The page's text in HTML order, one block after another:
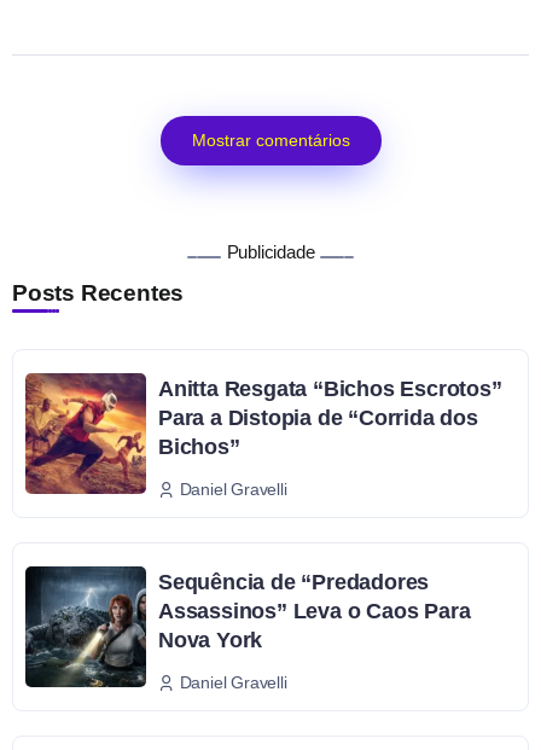
Mostrar comentários
Publicidade
Posts Recentes
Anitta Resgata “Bichos Escrotos”
Para a Distopia de “Corrida dos
Bichos”
Daniel Gravelli
Sequência de “Predadores
Assassinos” Leva o Caos Para
Nova York
Daniel Gravelli